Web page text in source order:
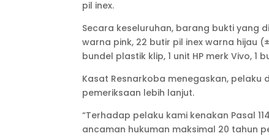
pil inex.
Secara keseluruhan, barang bukti yang
warna pink, 22 butir pil inex warna hijau
bundel plastik klip, 1 unit HP merk Vivo,
Kasat Resnarkoba menegaskan,
pemeriksaan lebih lanjut.
“Terhadap pelaku kami kenakan Pasal
ancaman hukuman maksimal 20 tahun